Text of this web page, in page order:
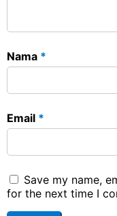
Nama *
Email *
Save my name,
for the next time I